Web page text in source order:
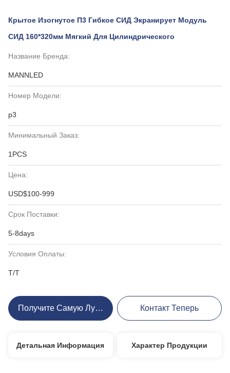
Крытое Изогнутое П3 Гибкое СИД Экранирует Модуль
СИД 160*320мм Мягкий Для Цилиндрического
Название Бренда:
MANNLED
Номер Модели:
p3
Минимальный Заказ:
1PCS
Цена:
USD$100-999
Срок Поставки:
5-8days
Условия Оплаты:
T/T
Получите Самую Лучшую Цену Контакт Теперь
Детальная Информация Характер Продукции